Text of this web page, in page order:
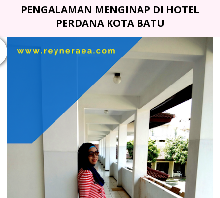
PENGALAMAN MENGINAP DI HOTEL
PERDANA KOTA BATU